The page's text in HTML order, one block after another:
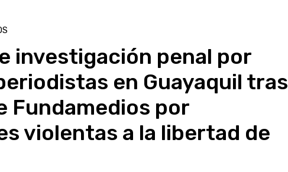
investigación penal por
en Guayaquil tras
Fundamedios por
violentas a la libertad de